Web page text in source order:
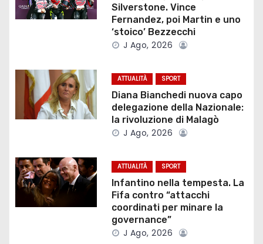
z
o
n
e
r
t
i
Silverstone. Vince
Fernandez, poi Martin e uno
‘stoico’ Bezzecchi
J Ago, 2026
ATTUALITÀ SPORT
Diana Bianchedi nuova capo
delegazione della Nazionale:
la rivoluzione di Malagò
J Ago, 2026
ATTUALITÀ SPORT
Infantino nella tempesta. La
Fifa contro “attacchi
coordinati per minare la
governance”
J Ago, 2026